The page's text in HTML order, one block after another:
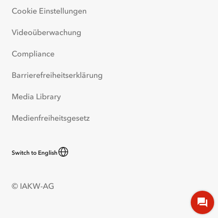
Cookie Einstellungen
Videoüberwachung
Compliance
Barrierefreiheitserklärung
Media Library
Medienfreiheitsgesetz
Switch to English
© IAKW-AG